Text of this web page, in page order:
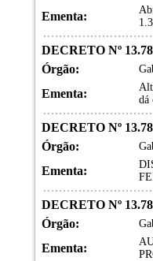
Ementa:
DECRETO Nº
Órgão:
Ementa:
dá
DECRETO Nº
Órgão:
Ementa:
DECRETO Nº
Órgão:
Ementa: